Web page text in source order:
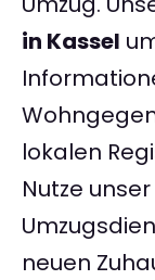
in Kassel
lokalen
Nutze
neuen